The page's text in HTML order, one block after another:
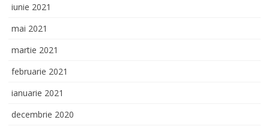
iunie 2021
mai 2021
martie 2021
februarie 2021
ianuarie 2021
decembrie 2020